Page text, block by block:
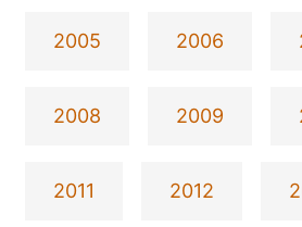
2005 2006
2008 2009
2011 2012